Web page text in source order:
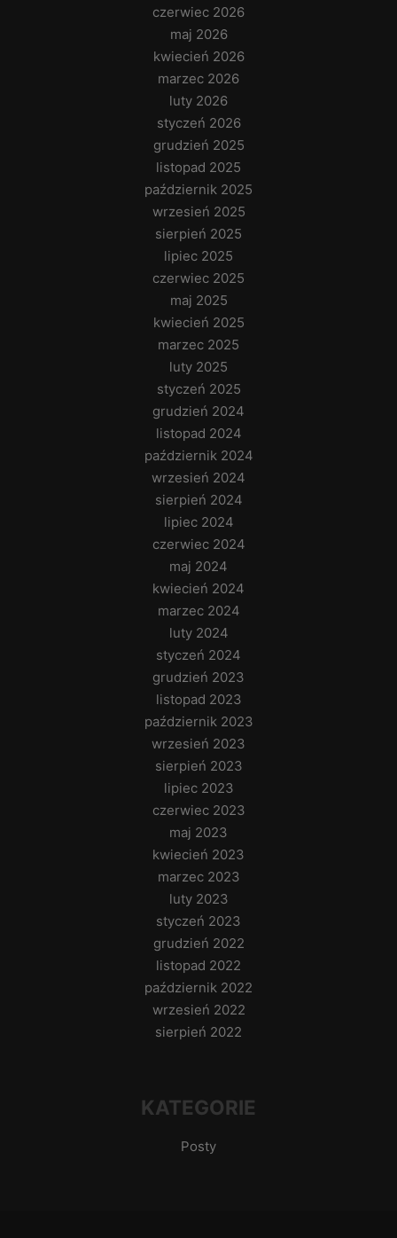
czerwiec 2026
maj 2026
kwiecień 2026
marzec 2026
luty 2026
styczeń 2026
grudzień 2025
listopad 2025
październik 2025
wrzesień 2025
sierpień 2025
lipiec 2025
czerwiec 2025
maj 2025
kwiecień 2025
marzec 2025
luty 2025
styczeń 2025
grudzień 2024
listopad 2024
październik 2024
wrzesień 2024
sierpień 2024
lipiec 2024
czerwiec 2024
maj 2024
kwiecień 2024
marzec 2024
luty 2024
styczeń 2024
grudzień 2023
listopad 2023
październik 2023
wrzesień 2023
sierpień 2023
lipiec 2023
czerwiec 2023
maj 2023
kwiecień 2023
marzec 2023
luty 2023
styczeń 2023
grudzień 2022
listopad 2022
październik 2022
wrzesień 2022
sierpień 2022
KATEGORIE
Posty